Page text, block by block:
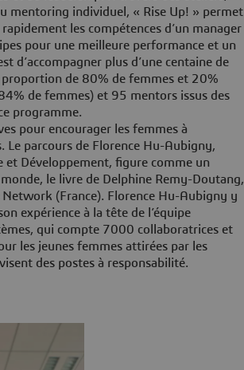
mentoring individuel, « Rise Up! » permet
les compétences d’un manager
pour une meilleure performance et un
d’accompagner plus d’une centaine de
proportion de 80% de femmes et 20%
de femmes) et 95 mentors issus des
programme.
pour encourager les femmes à
Le parcours de Florence Hu-Aubigny,
et Développement, figure comme un
le livre de Delphine Remy-Doutang,
(France). Florence Hu-Aubigny y
expérience à la tête de l’équipe
qui compte 7000 collaboratrices et
les jeunes femmes attirées par les
des postes à responsabilité.